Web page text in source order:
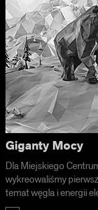
Giganty Mocy
Dla Miejskiego
wykreowaliśmy
temat węgla i energii